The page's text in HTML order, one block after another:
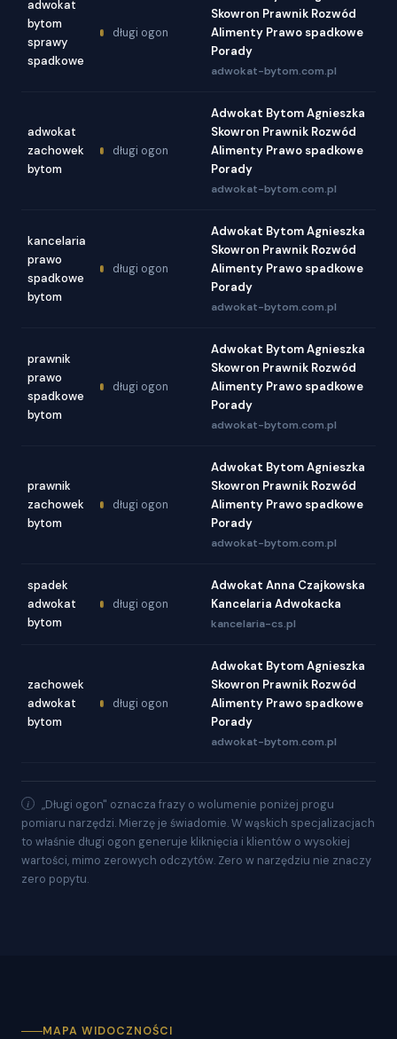
adwokat
bytom
sprawy
spadkowe
długi ogon
Skowron Prawnik Rozwód
Alimenty Prawo spadkowe
Porady
adwokat-bytom.com.pl
adwokat
zachowek
bytom
długi ogon
Adwokat Bytom Agnieszka
Skowron Prawnik Rozwód
Alimenty Prawo spadkowe
Porady
adwokat-bytom.com.pl
kancelaria
prawo
spadkowe
bytom
długi ogon
Adwokat Bytom Agnieszka
Skowron Prawnik Rozwód
Alimenty Prawo spadkowe
Porady
adwokat-bytom.com.pl
prawnik
prawo
spadkowe
bytom
długi ogon
Adwokat Bytom Agnieszka
Skowron Prawnik Rozwód
Alimenty Prawo spadkowe
Porady
adwokat-bytom.com.pl
prawnik
zachowek
bytom
długi ogon
Adwokat Bytom Agnieszka
Skowron Prawnik Rozwód
Alimenty Prawo spadkowe
Porady
adwokat-bytom.com.pl
spadek
adwokat
bytom
długi ogon
Adwokat Anna Czajkowska
Kancelaria Adwokacka
kancelaria-cs.pl
zachowek
adwokat
bytom
długi ogon
Adwokat Bytom Agnieszka
Skowron Prawnik Rozwód
Alimenty Prawo spadkowe
Porady
adwokat-bytom.com.pl
„Długi ogon" oznacza frazy o wolumenie poniżej progu
pomiaru narzędzi. Mierzę je świadomie. W wąskich specjalizacjach
to właśnie długi ogon generuje kliknięcia i klientów o wysokiej
wartości, mimo zerowych odczytów. Zero w narzędziu nie znaczy
zero popytu.
MAPA WIDOCZNOŚCI